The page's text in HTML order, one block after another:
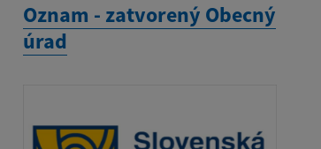
Oznam - zatvorený Obecný
úrad